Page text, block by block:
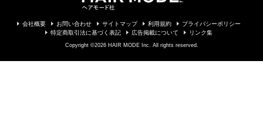
会社概要 お問い合わせ サイトマップ 利用規約
プライバシーポリシー
特定商取引法に基づく表記
広告掲載について リンク集
Copyright ©2026 HAIR MODE Inc. All rights reserved.